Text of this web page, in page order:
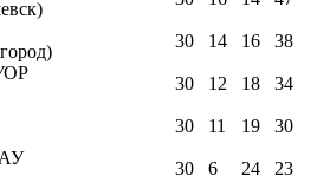
30 14 16 38
30 12 18 34
30 11 19 30
30 6 24 23